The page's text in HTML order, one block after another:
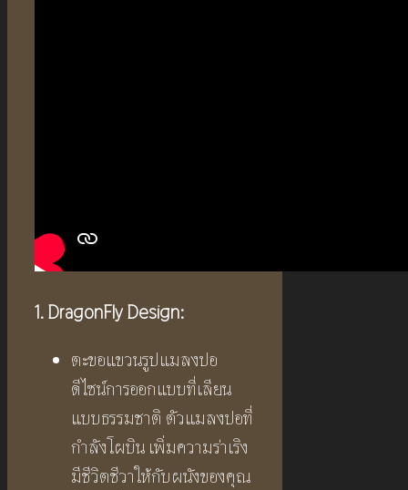
1. DragonFly Design:
ตะขอแขวนรูปแมลงปอ
ดีไซน์การออกแบบที่เลียน
แบบธรรมชาติ ตัวแมลงปอที่
กำลังโผบิน เพิ่มความร่าเริง
มีชีวิตชีวาให้กับผนังของคุณ